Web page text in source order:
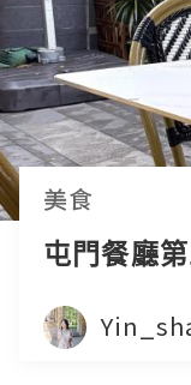
美食
屯門餐廳